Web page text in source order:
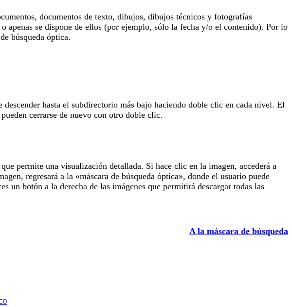
documentos de texto, dibujos, dibujos técnicos y fotografías
apenas se dispone de ellos (por ejemplo, sólo la fecha y/o el contenido). Por lo
búsqueda óptica.
hasta el subdirectorio más bajo haciendo doble clic en cada nivel. El
cerrarse de nuevo con otro doble clic.
permite una visualización detallada. Si hace clic en la imagen, accederá a
regresará a la «máscara de búsqueda óptica», donde el usuario puede
un botón a la derecha de las imágenes que permitirá descargar todas las
A la máscara de búsqueda